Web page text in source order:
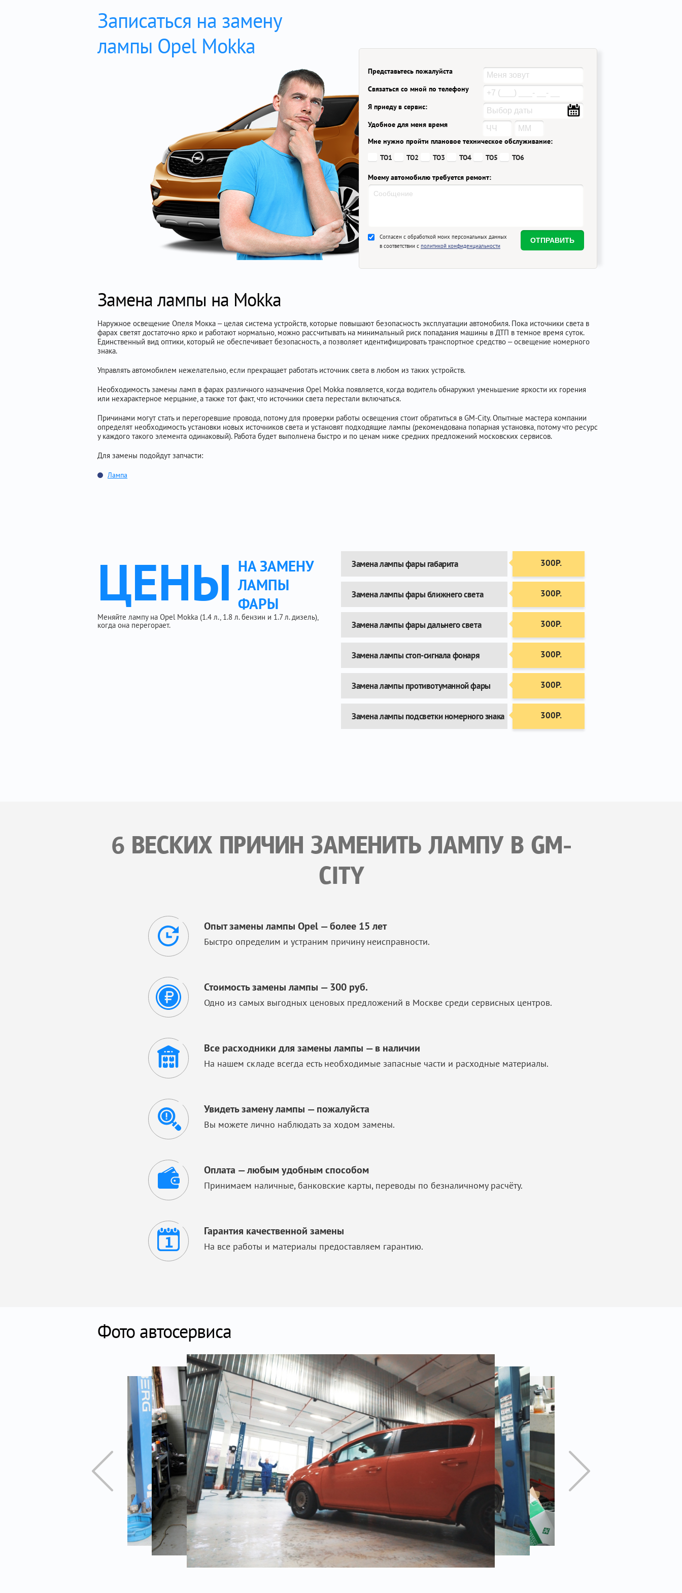
Записаться на замену
лампы Opel Mokka
Представьтесь пожалуйста
Связаться со мной по телефону
Я приеду в сервис:
Удобное для меня время
Мне нужно пройти плановое техническое обслуживание:
ТО1
ТО2 ТО3 ТО4 ТО5 ТО6
Моему автомобилю требуется ремонт:
Согласен с обработкой моих персональных данных
в соответствии с политикой конфиденциальности
Замена лампы на Mokka
Наружное освещение Опеля Мокка – целая система устройств, которые повышают безопасность эксплуатации автомобиля. Пока источники света в
фарах светят достаточно ярко и работают нормально, можно рассчитывать на минимальный риск попадания машины в ДТП в темное время суток.
Единственный вид оптики, который не обеспечивает безопасность, а позволяет идентифицировать транспортное средство – освещение номерного
знака.
Управлять автомобилем нежелательно, если прекращает работать источник света в любом из таких устройств.
Необходимость замены ламп в фарах различного назначения Opel Mokka появляется, когда водитель обнаружил уменьшение яркости их горения
или нехарактерное мерцание, а также тот факт, что источники света перестали включаться.
Причинами могут стать и перегоревшие провода, потому для проверки работы освещения стоит обратиться в GM-City. Опытные мастера компании
определят необходимость установки новых источников света и установят подходящие лампы (рекомендована попарная установка, потому что ресурс
у каждого такого элемента одинаковый). Работа будет выполнена быстро и по ценам ниже средних предложений московских сервисов.
Для замены подойдут запчасти:
Лампа
ЦЕНЫ НА ЗАМЕНУ
ЛАМПЫ
ФАРЫ
Меняйте лампу на Opel Mokka (1.4 л., 1.8 л. бензин и 1.7 л. дизель),
когда она перегорает.
Замена лампы фары габарита 300Р.
Замена лампы фары ближнего света 300Р.
Замена лампы фары дальнего света 300Р.
Замена лампы стоп-сигнала фонаря 300Р.
Замена лампы противотуманной фары 300Р.
Замена лампы подсветки номерного знака 300Р.
6 ВЕСКИХ ПРИЧИН ЗАМЕНИТЬ ЛАМПУ В GM-
CITY
Опыт замены лампы Opel — более 15 лет
Быстро определим и устраним причину неисправности.
Стоимость замены лампы — 300 руб.
Одно из самых выгодных ценовых предложений в Москве среди сервисных центров.
Все расходники для замены лампы — в наличии
На нашем складе всегда есть необходимые запасные части и расходные материалы.
Увидеть замену лампы — пожалуйста
Вы можете лично наблюдать за ходом замены.
Оплата — любым удобным способом
Принимаем наличные, банковские карты, переводы по безналичному расчёту.
Гарантия качественной замены
На все работы и материалы предоставляем гарантию.
Фото автосервиса